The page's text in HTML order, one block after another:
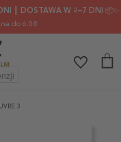
┃ DOSTAWA W 2–7 DNI 📦✨
do 6.08
3